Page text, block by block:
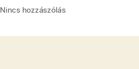
dátuma
Nincs hozzászólása(z)